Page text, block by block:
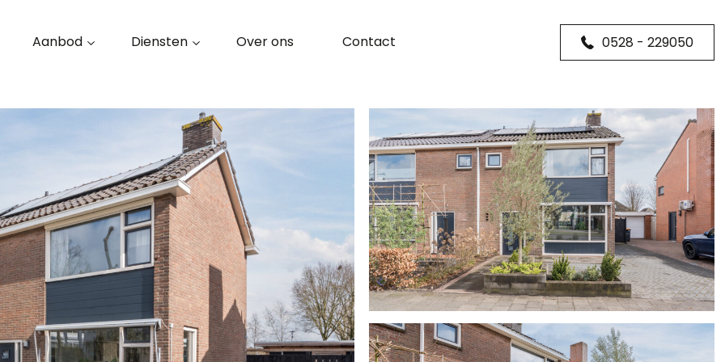
Aanbod Diensten Over ons Contact 0528 - 229050